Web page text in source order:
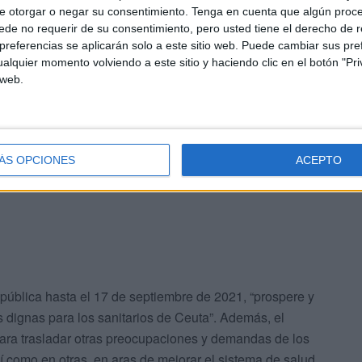
otorgar o negar su consentimiento. Tenga en cuenta que algún
no requerir de su consentimiento, pero usted tiene el derecho de
se aplicarán solo a este sitio web. Puede cambiar sus
momento volviendo a este sitio y haciendo clic en el botón
OPCIONES ACEPTO
aquellas actividades de formación continuada que
trabajan en las instituciones sanitarias. Esto queda
la que se recoge que: “La formación continuada es el
al que tienen derecho y obligación los
estudios de pregrado o de especialización y que está
habilidades y actitudes de los profesionales sanitarios
y necesidades, tanto sociales como del propio
hasta el 17 de septiembre de 2021, “prospere y
para los sanitarios de Ceuta”. Además, el
trasladar otras preocupaciones y demandas de los